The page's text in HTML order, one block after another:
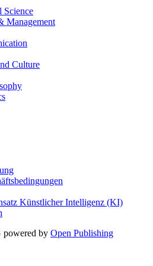
Management
Culture
Künstlicher Intelligenz (KI)
powered by Open Publishing